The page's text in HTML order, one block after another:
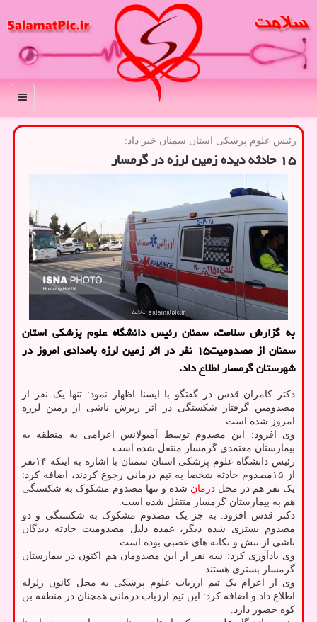
منو
رئیس علوم پزشكی استان سمنان خبر داد:
۱۵ حادثه دیده زمین لرزه در گرمسار
به گزارش سلامت، سمنان رئیس دانشگاه علوم پزشکی استان
سمنان از مصدومیت۱۵ نفر در اثر زمین لرزه بامدادی امروز در
شهرستان گرمسار اطلاع داد.
دکتر کامران قدس در گفتگو با ایسنا اظهار نمود: تنها یک نفر از
مصدومین گرفتار شکستگی در اثر ریزش ناشی از زمین لرزه
امروز شده است.
وی افزود: این مصدوم توسط آمبولانس اعزامی به منطقه به
بیمارستان معتمدی گرمسار منتقل شده است.
رئیس دانشگاه علوم پزشکی استان سمنان با اشاره به اینکه ۱۴نفر
از ۱۵مصدوم حادثه شخصا به تیم درمانی رجوع کردند، اضافه کرد:
یک نفر هم در محل درمان شده و تنها مصدوم مشکوک به شکستگی
هم به بیمارستان گرمسار منتقل شده است.
دکتر قدس افزود: به جز یک مصدوم مشکوک به شکستگی و دو
مصدوم بستری شده دیگر، عمده دلیل مصدومیت حادثه دیدگان
ناشی از تنش و تکانه های عصبی بوده است.
وی یادآوری کرد: سه نفر از این مصدومان هم اکنون در بیمارستان
گرمسار بستری هستند.
وی از اعزام یک تیم ارزیاب علوم پزشکی به محل کانون زلزله
اطلاع داد و اضافه کرد: این تیم ارزیاب درمانی همچنان در منطقه بن
کوه حضور دارد.